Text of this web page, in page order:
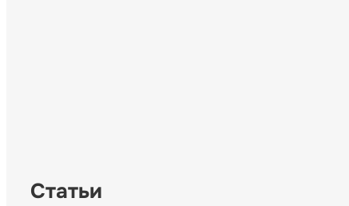
Статьи